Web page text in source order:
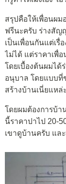
สรุปคือให้เพื่อนผม
ฟรีนะครับ ร่างสัญ
เป็นเพื่อนกันแต่เรื่
ไม่ได้ แต่ราคาเพื่อ
โดยเบื้องต้นผมได้
อนุบาล โดยแบบที่
สร้างบ้านเนี่ยแหล่
โดยผมต้องการบ้า
นี้ราคาปาไป 20-
เขาดูบ้านครับ แล